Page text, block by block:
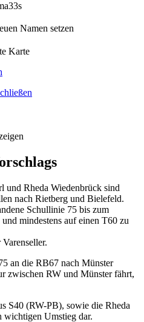
Namen setzen
Karte
und Rheda Wiedenbrück sind
nach Rietberg und Bielefeld.
Schullinie 75 bis zum
mindestens auf einen T60 zu
an die RB67 nach Münster
zwischen RW und Münster fährt,
S40 (RW-PB), sowie die Rheda
wichtigen Umstieg dar.